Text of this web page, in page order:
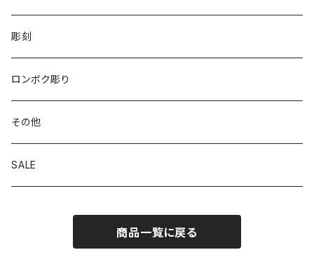
彫刻
ロンボク彫り
その他
SALE
商品一覧に戻る